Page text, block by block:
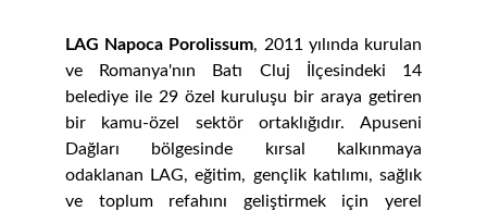
LAG Napoca Porolissum, 2011 yılında kurulan
ve Romanya'nın Batı Cluj İlçesindeki 14
belediye ile 29 özel kuruluşu bir araya getiren
bir kamu-özel sektör ortaklığıdır. Apuseni
Dağları bölgesinde kırsal kalkınmaya
odaklanan LAG, eğitim, gençlik katılımı, sağlık
ve toplum refahını geliştirmek için yerel